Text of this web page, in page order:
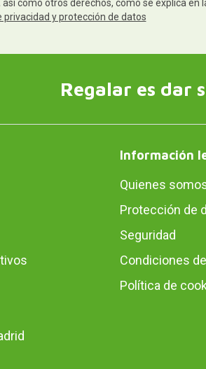
como otros derechos, como se explica
privacidad y protección de datos
Regalar es dar
Información
Quienes
Protección de
Seguridad
Condiciones
Política de